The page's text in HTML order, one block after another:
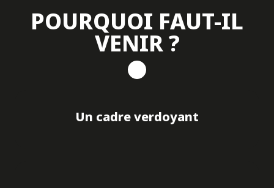
POURQUOI FAUT-IL
VENIR ?
Un cadre verdoyant